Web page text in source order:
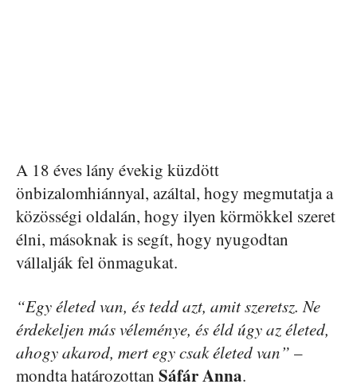
A 18 éves lány évekig küzdött
önbizalomhiánnyal, azáltal, hogy megmutatja a
közösségi oldalán, hogy ilyen körmökkel szeret
élni, másoknak is segít, hogy nyugodtan
vállalják fel önmagukat.
“Egy életed van, és tedd azt, amit szeretsz. Ne
érdekeljen más véleménye, és éld úgy az életed,
ahogy akarod, mert egy csak életed van” –
mondta határozottan Sáfár Anna.